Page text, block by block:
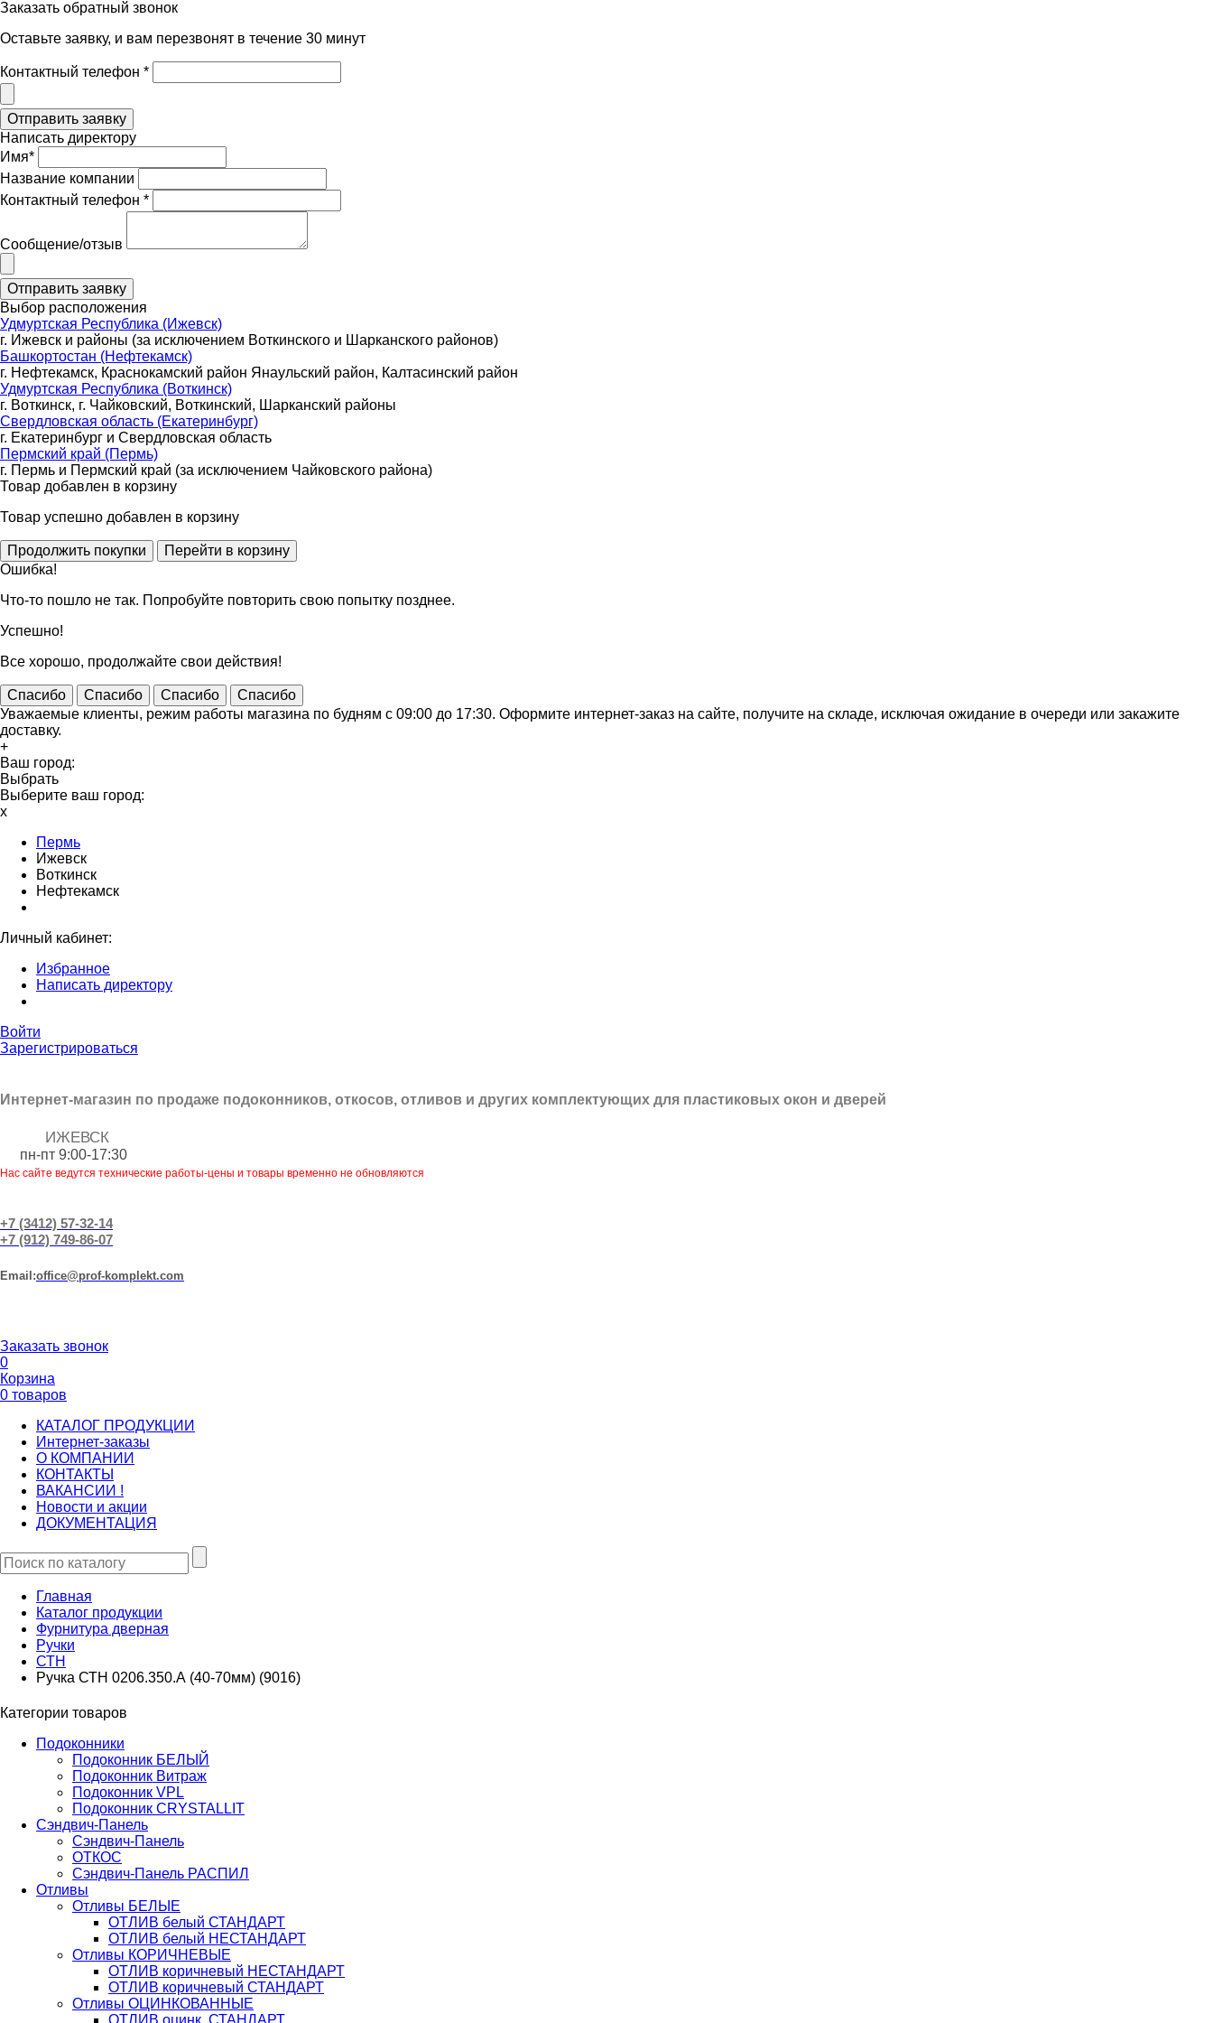
Заказать обратный звонок
Оставьте заявку, и вам перезвонят в течение 30 минут
Контактный телефон *
Написать директору
Имя*
Название компании
Контактный телефон *
Сообщение/отзыв
Выбор расположения
Удмуртская Республика (Ижевск)
г. Ижевск и районы (за исключением Воткинского и Шарканского районов)
Башкортостан (Нефтекамск)
г. Нефтекамск, Краснокамский район Янаульский район, Калтасинский район
Удмуртская Республика (Воткинск)
г. Воткинск, г. Чайковский, Воткинский, Шарканский районы
Свердловская область (Екатеринбург)
г. Екатеринбург и Свердловская область
Пермский край (Пермь)
г. Пермь и Пермский край (за исключением Чайковского района)
Товар добавлен в корзину
Товар успешно добавлен в корзину
Ошибка!
Что-то пошло не так. Попробуйте повторить свою попытку позднее.
Успешно!
Все хорошо, продолжайте свои действия!
Спасибо Спасибо Спасибо
Спасибо
Уважаемые клиенты, режим работы магазина по будням с 09:00 до 17:30. Оформите интернет-заказ на сайте, получите на складе, исключая ожидание в очереди или закажите
доставку.
+
Ваш город:
Выбрать
Выберите ваш город:
x
Пермь
Ижевск
Воткинск
Нефтекамск
Личный кабинет:
Избранное
Написать директору
Войти
Зарегистрироваться
Интернет-магазин по продаже подоконников, откосов, отливов и других комплектующих для пластиковых окон и дверей
ИЖЕВСК
пн-пт 9:00-17:30
Нас сайте ведутся технические работы-цены и товары временно не обновляются
+7 (3412) 57-32-14
+7 (912) 749-86-07
Еmail:office@prof-komplekt.com
Заказать звонок
0
Корзина
0 товаров
КАТАЛОГ ПРОДУКЦИИ
Интернет-заказы
О КОМПАНИИ
КОНТАКТЫ
ВАКАНСИИ !
Новости и акции
ДОКУМЕНТАЦИЯ
Главная
Каталог продукции
Фурнитура дверная
Ручки
СТН
Ручка СТН 0206.350.А (40-70мм) (9016)
Категории товаров
Подоконники
Подоконник БЕЛЫЙ
Подоконник Витраж
Подоконник VPL
Подоконник CRYSTALLIT
Сэндвич-Панель
Сэндвич-Панель
ОТКОС
Сэндвич-Панель РАСПИЛ
Отливы
Отливы БЕЛЫЕ
ОТЛИВ белый СТАНДАРТ
ОТЛИВ белый НЕСТАНДАРТ
Отливы КОРИЧНЕВЫЕ
ОТЛИВ коричневый НЕСТАНДАРТ
ОТЛИВ коричневый СТАНДАРТ
Отливы ОЦИНКОВАННЫЕ
ОТЛИВ оцинк. СТАНДАРТ